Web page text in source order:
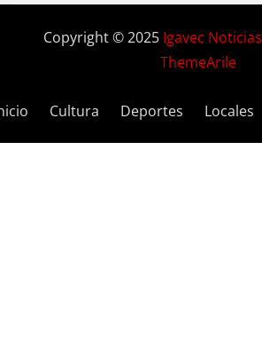
Copyright © 2025 Igavec Noticias
ThemeArile
Cultura Deportes Locales